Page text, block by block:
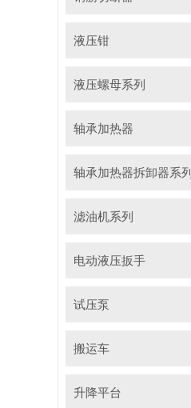
液压钳
液压螺母系列
轴承加热器
轴承加热器拆卸器系列
滤油机系列
电动液压扳手
试压泵
搬运车
升降平台